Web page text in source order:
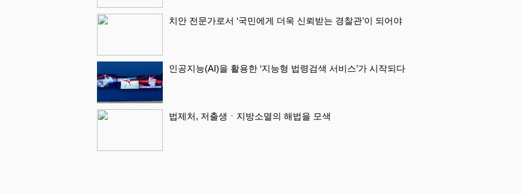
치안 전문가로서 ‘국민에게 더욱 신뢰받는 경찰관’이 되어야
인공지능(AI)을 활용한 ‘지능형 법령검색 서비스’가 시작되다
법제처, 저출생ㆍ지방소멸의 해법을 모색